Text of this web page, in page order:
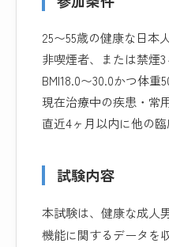
25〜55歳の健康な日本
非喫煙者、または禁煙
BMI18.0〜30.0かつ体重
現在治療中の疾患・常
直近4ヶ月以内に他の
試験内容
本試験は、健康な成人
機能に関するデータを